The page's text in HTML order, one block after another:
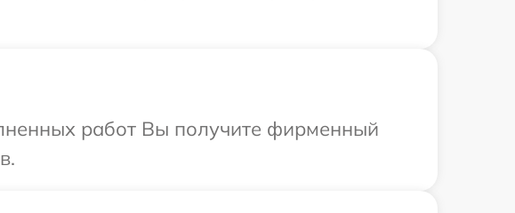
работ Вы получите фирменный